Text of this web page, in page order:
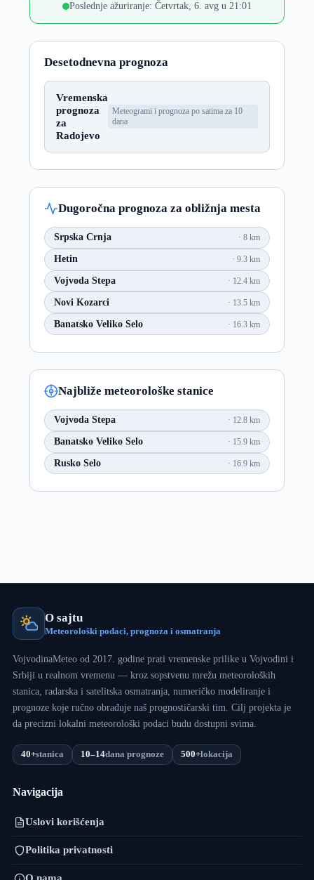
Poslednje ažuriranje: Četvrtak, 6. avg u 21:01
Desetodnevna prognoza
Vremenska
prognoza
za
Radojevo
Meteogrami i prognoza po satima za 10
dana
Dugoročna prognoza za obližnja mesta
Srpska Crnja 8 km
Hetin 9.3 km
Vojvoda Stepa 12.4 km
Novi Kozarci 13.5 km
Banatsko Veliko Selo 16.3 km
Najbliže meteorološke stanice
Vojvoda Stepa 12.8 km
Banatsko Veliko Selo 15.9 km
Rusko Selo 16.9 km
O sajtu
Meteorološki podaci, prognoza i osmatranja
VojvodinaMeteo od 2017. godine prati vremenske prilike u Vojvodini i
Srbiji u realnom vremenu — kroz sopstvenu mrežu meteoroloških
stanica, radarska i satelitska osmatranja, numeričko modeliranje i
prognoze koje ručno obrađuje naš prognostičarski tim. Cilj projekta je
da precizni lokalni meteorološki podaci budu dostupni svima.
40+stanica 10–14dana prognoze 500+lokacija
Navigacija
Uslovi korišćenja
Politika privatnosti